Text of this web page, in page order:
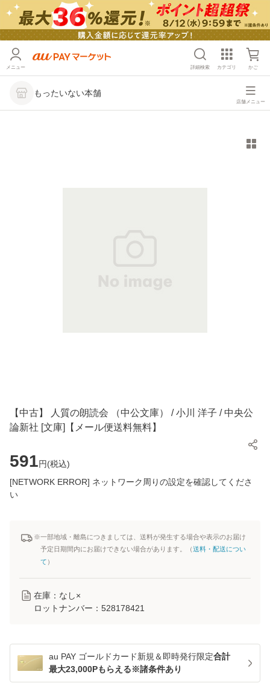
メニュー 詳細検索 カテゴリ かご
もったいない本舗
店舗メニュー
【中古】 人質の朗読会 （中公文庫） / 小川 洋子 / 中央公
論新社 [文庫]【メール便送料無料】
591円(税込)
[NETWORK ERROR] ネットワーク周りの設定を確認してくださ
い
※一部地域・離島につきましては、送料が発生する場合や表示のお届け
予定日期間内にお届けできない場合があります。（送料・配送につい
て ）
在庫：なし×
ロットナンバー： 528178421
au PAY ゴールドカード新規＆即時発行限定合計
最大23,000Pもらえる※諸条件あり